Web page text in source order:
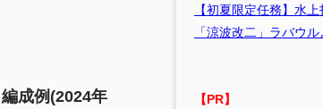
成例(2024年
【初夏限定任務】水
「涼波改二」ラバウ
【PR】